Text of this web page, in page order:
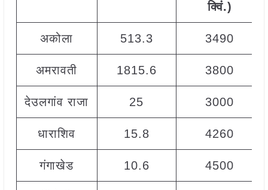
क्विं.)
अकोला 513.3 3490
अमरावती 1815.6 3800
देउलगांव राजा 25 3000
धाराशिव 15.8 4260
गंगाखेड 10.6 4500